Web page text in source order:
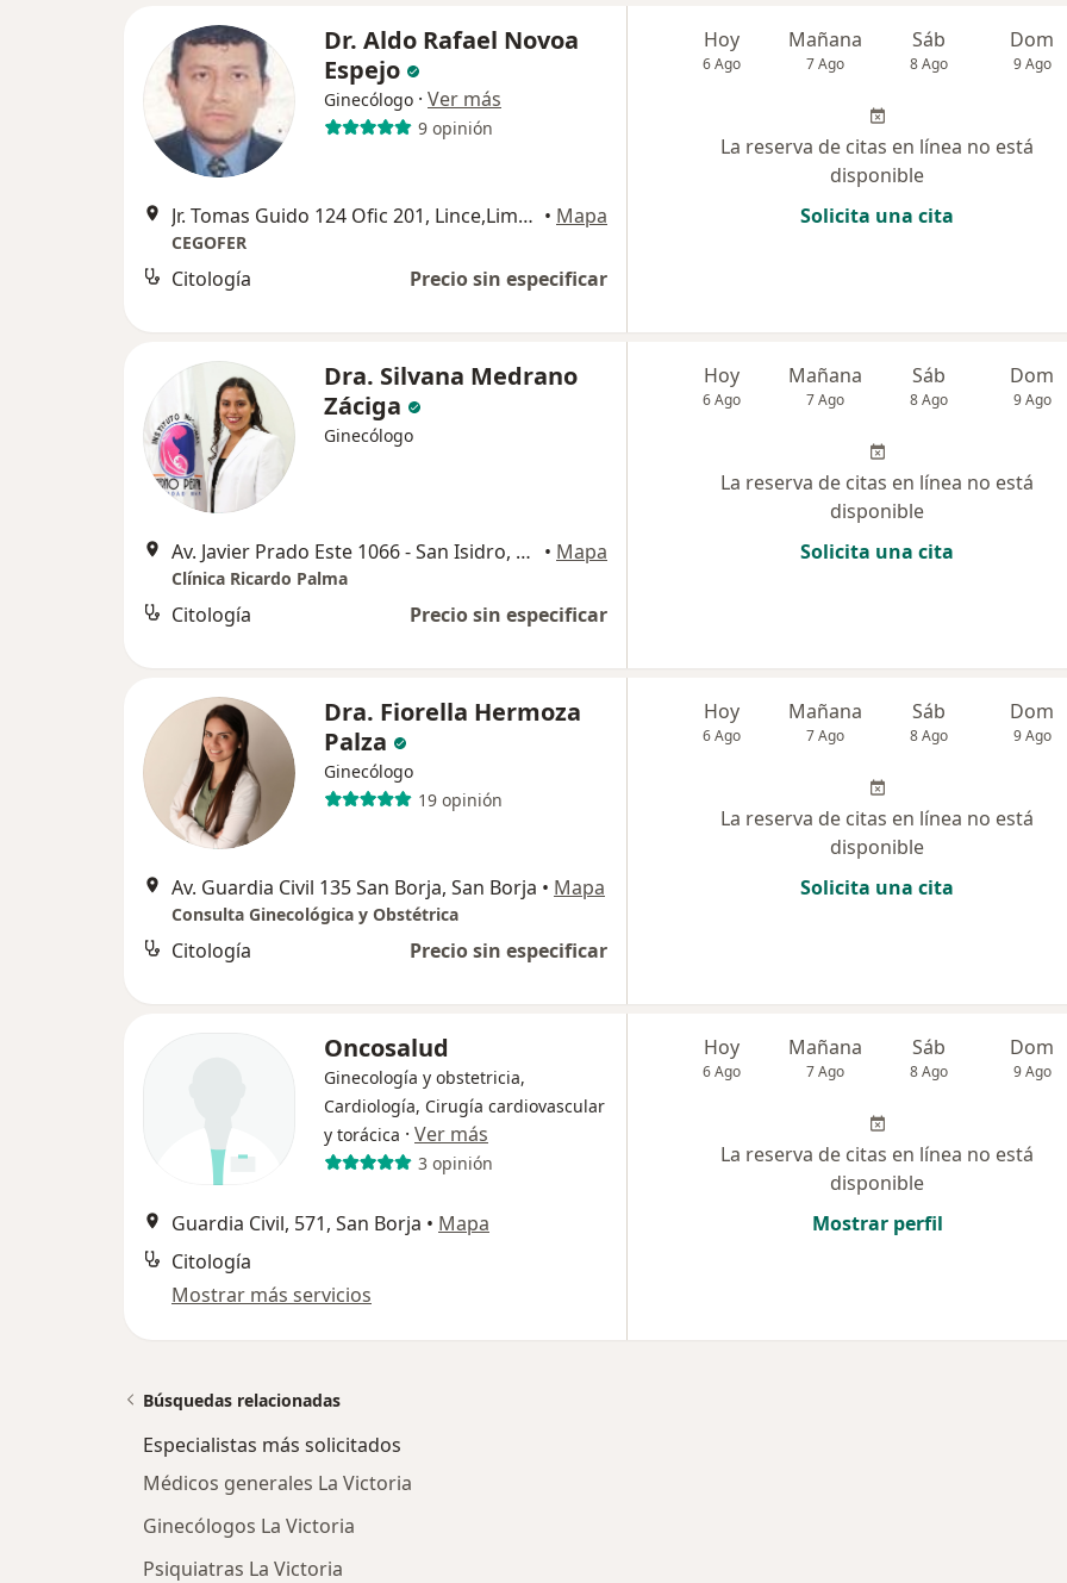
Dr. Aldo Rafael Novoa
Espejo
Ginecólogo · Ver más
9 opinión
Jr. Tomas Guido 124 Ofic 201, Lince,Lima , Peru, Lince • Mapa
CEGOFER
Citología Precio sin especificar
Hoy
6 Ago
Mañana
7 Ago
Sáb
8 Ago
Dom
9 Ago
La reserva de citas en línea no está
disponible
Solicita una cita
Dra. Silvana Medrano
Záciga
Ginecólogo
Av. Javier Prado Este 1066 - San Isidro, Lima • Mapa
Clínica Ricardo Palma
Citología Precio sin especificar
Hoy
6 Ago
Mañana
7 Ago
Sáb
8 Ago
Dom
9 Ago
La reserva de citas en línea no está
disponible
Solicita una cita
Dra. Fiorella Hermoza
Palza
Ginecólogo
19 opinión
Av. Guardia Civil 135 San Borja, San Borja • Mapa
Consulta Ginecológica y Obstétrica
Citología Precio sin especificar
Hoy
6 Ago
Mañana
7 Ago
Sáb
8 Ago
Dom
9 Ago
La reserva de citas en línea no está
disponible
Solicita una cita
Oncosalud
Ginecología y obstetricia,
Cardiología, Cirugía cardiovascular
y torácica · Ver más
3 opinión
Guardia Civil, 571, San Borja • Mapa
Citología
Mostrar más servicios
Hoy
6 Ago
Mañana
7 Ago
Sáb
8 Ago
Dom
9 Ago
La reserva de citas en línea no está
disponible
Mostrar perfil
Búsquedas relacionadas
Especialistas más solicitados
Médicos generales La Victoria
Ginecólogos La Victoria
Psiquiatras La Victoria